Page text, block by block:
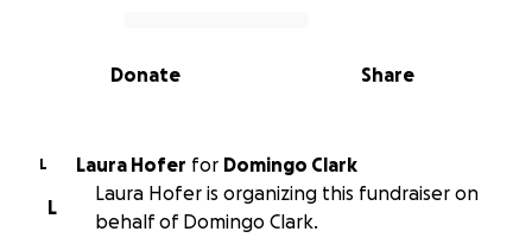
0% complete
Share
Donate
L Laura Hofer for Domingo Clark
L
Laura Hofer is organizing this fundraiser on
behalf of Domingo Clark.